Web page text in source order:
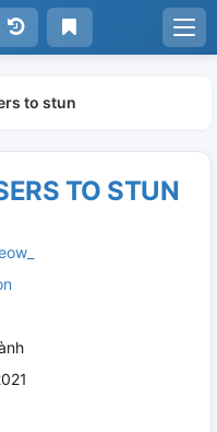
to stun
TO STUN